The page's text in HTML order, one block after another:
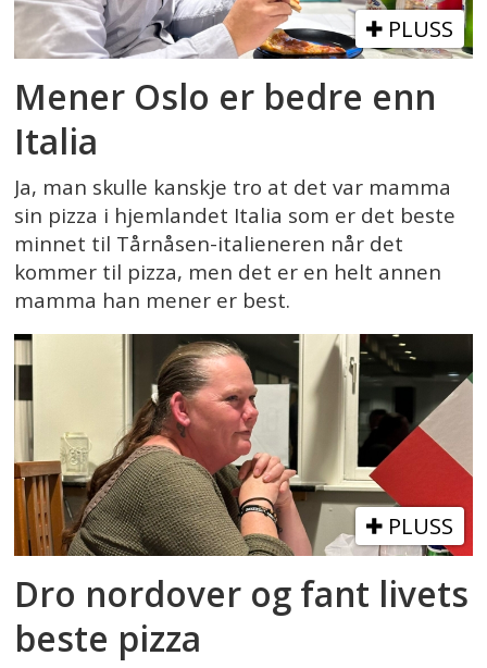
PLUSS
Mener Oslo er bedre enn
Italia
Ja, man skulle kanskje tro at det var mamma
sin pizza i hjemlandet Italia som er det beste
minnet til Tårnåsen-italieneren når det
kommer til pizza, men det er en helt annen
mamma han mener er best.
PLUSS
Dro nordover og fant livets
beste pizza